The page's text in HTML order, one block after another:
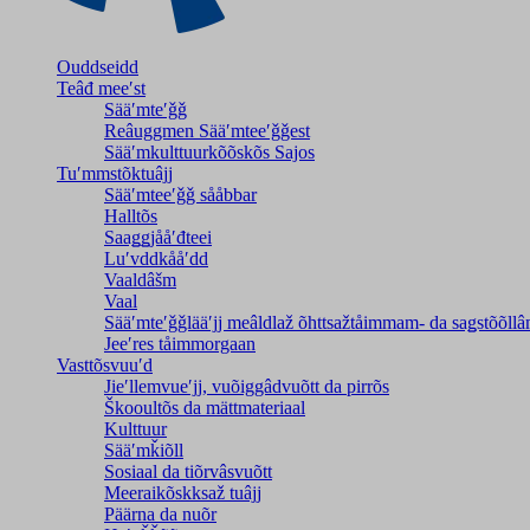
Ouddseidd
Teâđ meeʹst
Sääʹmteʹǧǧ
Reâuggmen Sääʹmteeʹǧǧest
Sääʹmkulttuurkõõskõs Sajos
Tuʹmmstõktuâjj
Sääʹmteeʹǧǧ sååbbar
Halltõs
Saaǥǥjååʹđteei
Luʹvddkååʹdd
Vaaldâšm
Vaal
Sääʹmteʹǧǧlääʹjj meâldlaž õhttsažtåimmam- da
Jeeʹres tåimmorgaan
Vasttõsvuuʹd
Jieʹllemvueʹjj, vuõiggâdvuõtt da pirrõs
Škooultõs da mättmateriaal
Kulttuur
Sääʹmǩiõll
Sosiaal da tiõrvâsvuõtt
Meeraikõskksaž tuâjj
Päärna da nuõr